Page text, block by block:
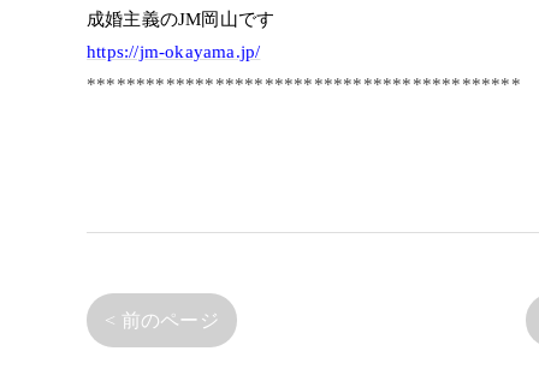
成婚主義のJM岡山です
https://jm-okayama.jp/
********************************************
< 前のページ